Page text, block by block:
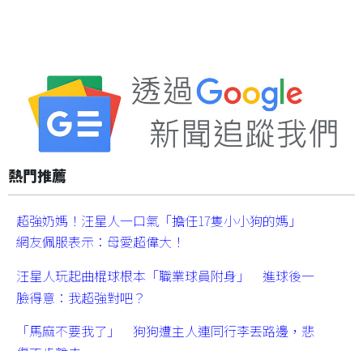
熱門推薦
超強奶媽！汪星人一口氣「擔任17隻小小狗的媽」
網友佩服表示：母愛超偉大！
汪星人玩起曲棍球根本「職業球員附身」 進球後一
臉得意：我超強對吧？
「馬麻不要我了」 狗狗遭主人連同行李丟路邊，悲